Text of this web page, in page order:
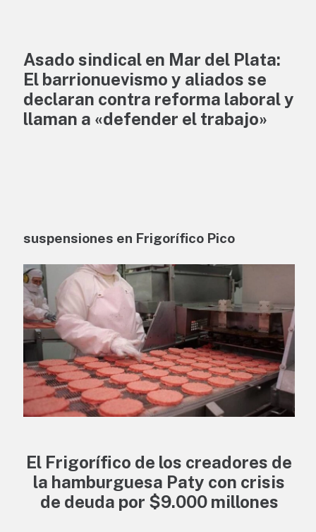
Asado sindical en Mar del Plata:
El barrionuevismo y aliados se
declaran contra reforma laboral y
llaman a «defender el trabajo»
suspensiones en Frigorífico Pico
El Frigorífico de los creadores de
la hamburguesa Paty con crisis
de deuda por $9.000 millones